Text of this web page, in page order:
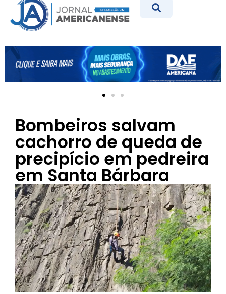
Bombeiros salvam
cachorro de queda de
precipício em pedreira
em Santa Bárbara